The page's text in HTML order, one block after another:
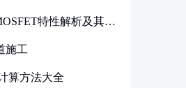
特性解析及其在
施工
算方法大全